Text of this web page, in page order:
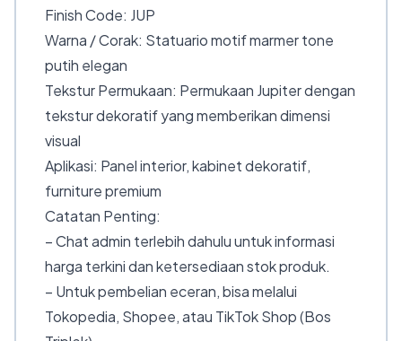
Finish Code: JUP
Warna / Corak: Statuario motif marmer tone
putih elegan
Tekstur Permukaan: Permukaan Jupiter dengan
tekstur dekoratif yang memberikan dimensi
visual
Aplikasi: Panel interior, kabinet dekoratif,
furniture premium
Catatan Penting:
– Chat admin terlebih dahulu untuk informasi
harga terkini dan ketersediaan stok produk.
– Untuk pembelian eceran, bisa melalui
Tokopedia, Shopee, atau TikTok Shop (Bos